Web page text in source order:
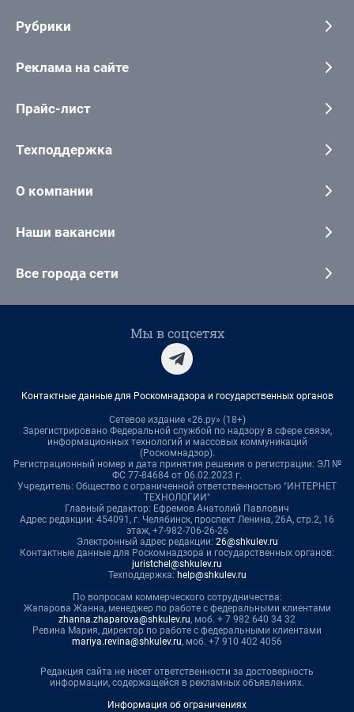
Рубрики
Реклама на сайте
Прайс-лист
Техподдержка
О компании
Наши вакансии
Все города сети
Мы в соцсетях
Контактные данные для Роскомнадзора и государственных органов
Сетевое издание «26.ру» (18+)
Зарегистрировано Федеральной службой по надзору в сфере связи,
информационных технологий и массовых коммуникаций
(Роскомнадзор).
Регистрационный номер и дата принятия решения о регистрации: ЭЛ №
ФС 77-84684 от 06.02.2023 г.
Учредитель: Общество с ограниченной ответственностью "ИНТЕРНЕТ
ТЕХНОЛОГИИ"
Главный редактор: Ефремов Анатолий Павлович
Адрес редакции: 454091, г. Челябинск, проспект Ленина, 26А, стр.2, 16
этаж, +7-982-706-26-26
Электронный адрес редакции: 26@shkulev.ru
Контактные данные для Роскомнадзора и государственных органов:
juristchel@shkulev.ru
Техподдержка: help@shkulev.ru
По вопросам коммерческого сотрудничества:
Жапарова Жанна, менеджер по работе с федеральными клиентами
zhanna.zhaparova@shkulev.ru, моб. + 7 982 640 34 32
Ревина Мария, директор по работе с федеральными клиентами
mariya.revina@shkulev.ru, моб. +7 910 402 4056
Редакция сайта не несет ответственности за достоверность
информации, содержащейся в рекламных объявлениях.
Информация об ограничениях